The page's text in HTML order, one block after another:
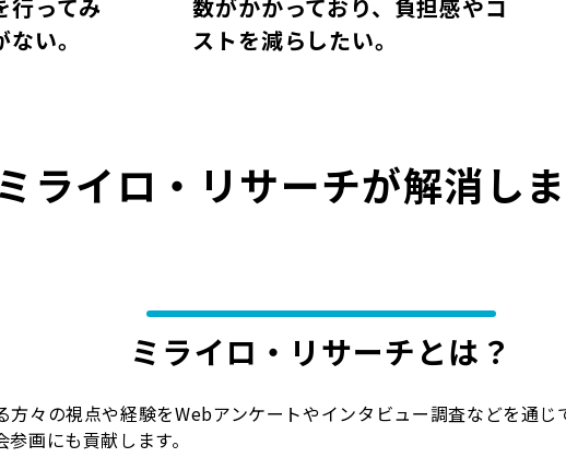
行ってみ
い。
数がかかっており、負担感やコ
ストを減らしたい。
ミライロ・リサーチが解消し
ミライロ・リサーチとは？
方々の視点や経験をWebアンケートやインタビュー調査などを通
画にも貢献します。